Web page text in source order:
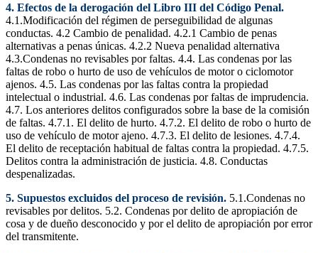
4. Efectos de la derogación del Libro III del Código Penal.
4.1.Modificación del régimen de perseguibilidad de algunas
conductas. 4.2 Cambio de penalidad. 4.2.1 Cambio de penas
alternativas a penas únicas. 4.2.2 Nueva penalidad alternativa
4.3.Condenas no revisables por faltas. 4.4. Las condenas por las
faltas de robo o hurto de uso de vehículos de motor o ciclomotor
ajenos. 4.5. Las condenas por las faltas contra la propiedad
intelectual o industrial. 4.6. Las condenas por faltas de imprudencia.
4.7. Los anteriores delitos configurados sobre la base de la comisión
de faltas. 4.7.1. El delito de hurto. 4.7.2. El delito de robo o hurto de
uso de vehículo de motor ajeno. 4.7.3. El delito de lesiones. 4.7.4.
El delito de receptación habitual de faltas contra la propiedad. 4.7.5.
Delitos contra la administración de justicia. 4.8. Conductas
despenalizadas.
5. Supuestos excluidos del proceso de revisión. 5.1.Condenas no
revisables por delitos. 5.2. Condenas por delito de apropiación de
cosa y de dueño desconocido y por el delito de apropiación por error
del transmitente.